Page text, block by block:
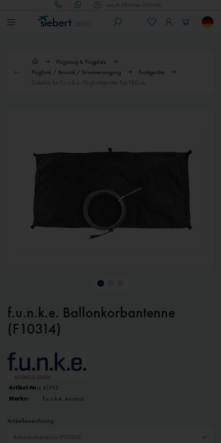
Mo.-Fr. 09:00 bis 17:00 Uhr
Flugzeug & Flugplatz
Flugfunk / Avionik / Stromversorgung
Funkgeräte
Zubehör für f.u.n.k.e.-Flugfunkgeräte Typ FSG xx
f.u.n.k.e. Ballonkorbantenne
(F10314)
Artikel-Nr.: 61395
Marke:
f.u.n.k.e. Avionics
Artikelbezeichnung: